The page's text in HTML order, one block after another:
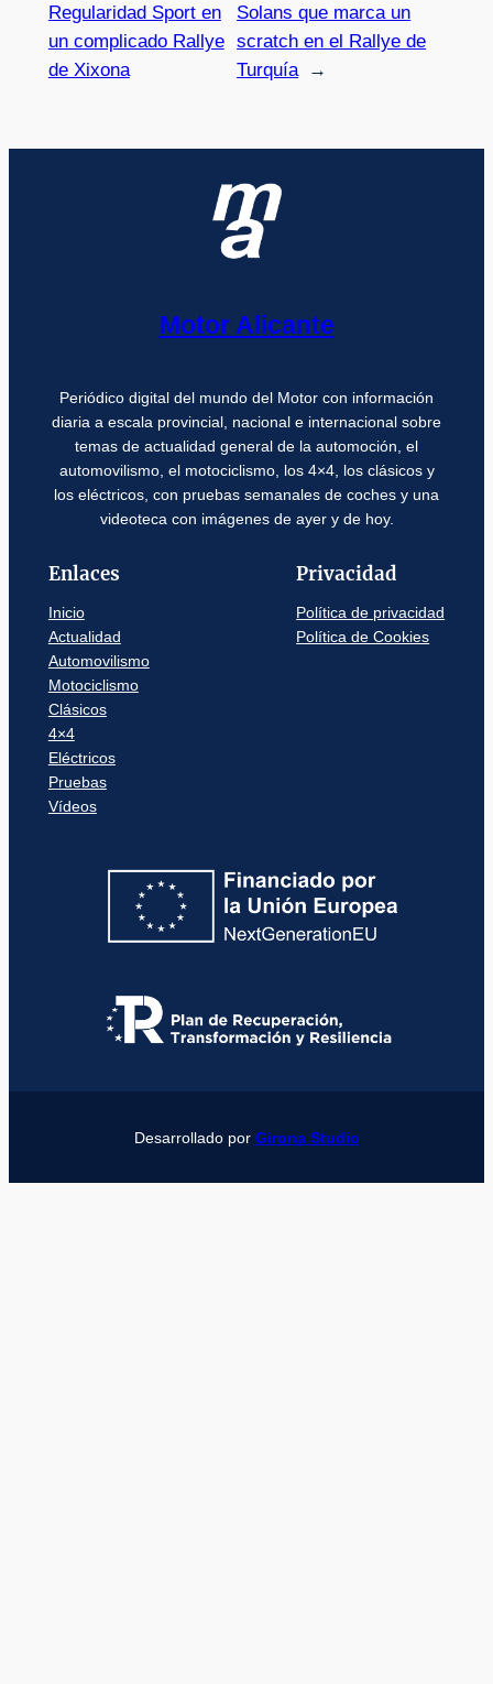
Regularidad Sport en
un complicado Rallye
de Xixona
Solans que marca un
scratch en el Rallye de
Turquía
→
Motor Alicante
Periódico digital del mundo del Motor con información
diaria a escala provincial, nacional e internacional sobre
temas de actualidad general de la automoción, el
automovilismo, el motociclismo, los 4×4, los clásicos y
los eléctricos, con pruebas semanales de coches y una
videoteca con imágenes de ayer y de hoy.
Enlaces
Inicio
Actualidad
Automovilismo
Motociclismo
Clásicos
4×4
Eléctricos
Pruebas
Vídeos
Privacidad
Política de privacidad
Política de Cookies
Desarrollado por Girona Studio